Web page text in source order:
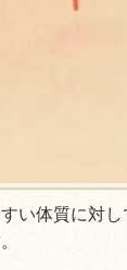
い体質に対